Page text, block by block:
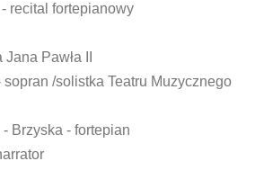
recital fortepianowy
Pawła II
/solistka Teatru Muzycznego
Brzyska - fortepian